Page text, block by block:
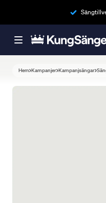
Hem Kampanjer Kampanjsängar